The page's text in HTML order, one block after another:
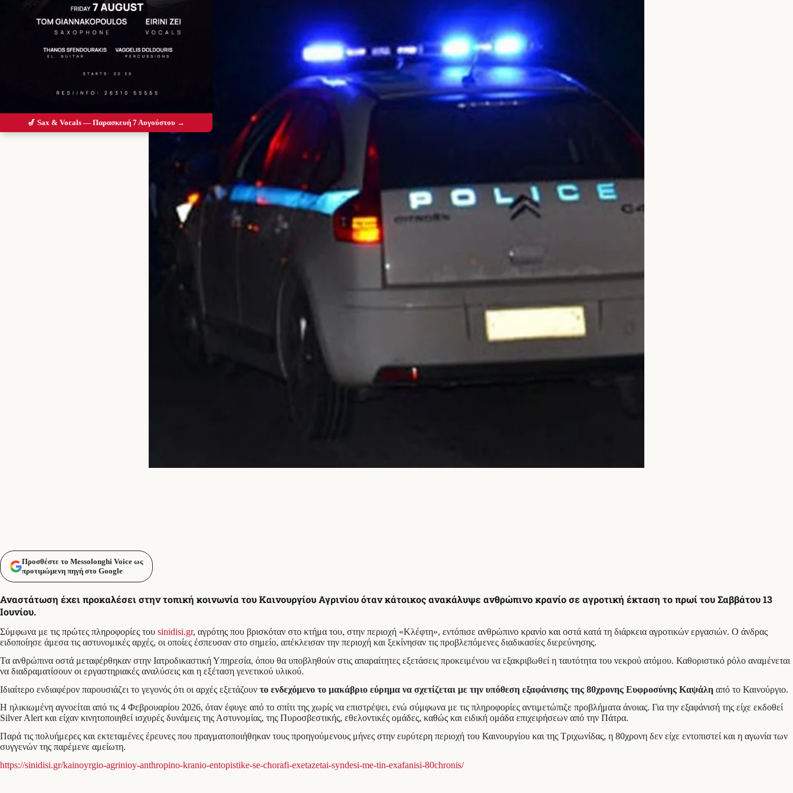
Προσθέστε το Messolonghi Voice ως
προτιμώμενη πηγή στο Google
Αναστάτωση έχει προκαλέσει στην τοπική κοινωνία του Καινουργίου Αγρινίου όταν κάτοικος ανακάλυψε ανθρώπινο κρανίο σε αγροτική έκταση το πρωί του Σαββάτου 13
Ιουνίου.
Σύμφωνα με τις πρώτες πληροφορίες του sinidisi.gr, αγρότης που βρισκόταν στο κτήμα του, στην περιοχή «Κλέφτη», εντόπισε ανθρώπινο κρανίο και οστά κατά τη διάρκεια αγροτικών εργασιών. Ο άνδρας
ειδοποίησε άμεσα τις αστυνομικές αρχές, οι οποίες έσπευσαν στο σημείο, απέκλεισαν την περιοχή και ξεκίνησαν τις προβλεπόμενες διαδικασίες διερεύνησης.
Τα ανθρώπινα οστά μεταφέρθηκαν στην Ιατροδικαστική Υπηρεσία, όπου θα υποβληθούν στις απαραίτητες εξετάσεις προκειμένου να εξακριβωθεί η ταυτότητα του νεκρού ατόμου. Καθοριστικό ρόλο αναμένεται
να διαδραματίσουν οι εργαστηριακές αναλύσεις και η εξέταση γενετικού υλικού.
Ιδιαίτερο ενδιαφέρον παρουσιάζει το γεγονός ότι οι αρχές εξετάζουν το ενδεχόμενο το μακάβριο εύρημα να σχετίζεται με την υπόθεση εξαφάνισης της 80χρονης Ευφροσύνης Καψάλη από το Καινούργιο.
Η ηλικιωμένη αγνοείται από τις 4 Φεβρουαρίου 2026, όταν έφυγε από το σπίτι της χωρίς να επιστρέψει, ενώ σύμφωνα με τις πληροφορίες αντιμετώπιζε προβλήματα άνοιας. Για την εξαφάνισή της είχε εκδοθεί
Silver Alert και είχαν κινητοποιηθεί ισχυρές δυνάμεις της Αστυνομίας, της Πυροσβεστικής, εθελοντικές ομάδες, καθώς και ειδική ομάδα επιχειρήσεων από την Πάτρα.
Παρά τις πολυήμερες και εκτεταμένες έρευνες που πραγματοποιήθηκαν τους προηγούμενους μήνες στην ευρύτερη περιοχή του Καινουργίου και της Τριχωνίδας, η 80χρονη δεν είχε εντοπιστεί και η αγωνία των
συγγενών της παρέμενε αμείωτη.
https://sinidisi.gr/kainoyrgio-agrinioy-anthropino-kranio-entopistike-se-chorafi-exetazetai-syndesi-me-tin-exafanisi-80chronis/
🎷 Sax & Vocals — Παρασκευή 7 Αυγούστου →